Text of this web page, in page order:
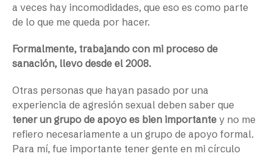
a veces hay incomodidades, que eso es como parte
de lo que me queda por hacer.
Formalmente, trabajando con mi proceso de
sanación, llevo desde el 2008.
Otras personas que hayan pasado por una
experiencia de agresión sexual deben saber que
tener un grupo de apoyo es bien importante y no me
refiero necesariamente a un grupo de apoyo formal.
Para mí, fue importante tener gente en mi círculo